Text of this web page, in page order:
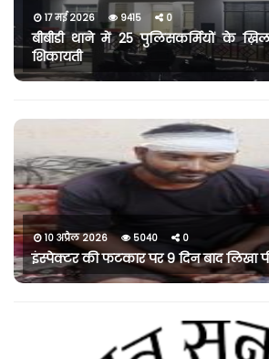
17 मई 2026 9415 0
बीबीडी थाने में 25 पुलिसकर्मियों के
शिकायती
10 अप्रैल 2026 5040 0
इंस्पेक्टर की फटकार पर 9 दिन बाद लिखा